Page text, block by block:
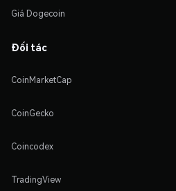
Giá Dogecoin
Đối tác
CoinMarketCap
CoinGecko
Coincodex
TradingView